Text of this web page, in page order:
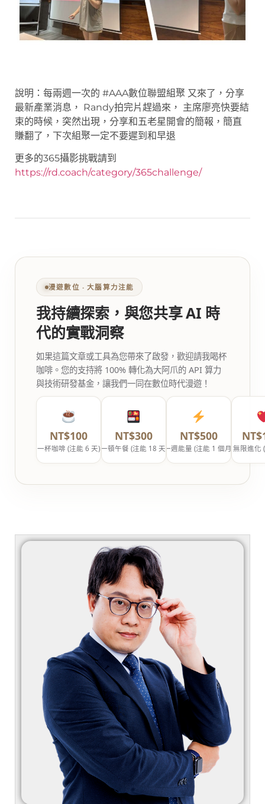
說明：每兩週一次的 #AAA數位聯盟組聚 又來了，分享
最新產業消息， Randy拍完片趕過來， 主席廖亮快要結
束的時候，突然出現，分享和五老星開會的簡報，簡直
賺翻了，下次組聚一定不要遲到和早退
更多的365攝影挑戰請到
https://rd.coach/category/365challenge/
漫遊數位 ‧ 大腦算力注能
我持續探索，與您共享 AI 時
代的實戰洞察
如果這篇文章或工具為您帶來了啟發，歡迎請我喝杯
咖啡。您的支持將 100% 轉化為大阿爪的 API 算力
與技術研發基金，讓我們一同在數位時代漫遊！
NT$100
一杯咖啡 (注能 6 天)
NT$300
一頓午餐 (注能 18 天)
NT$500
一週能量 (注能 1 個月)無限進化